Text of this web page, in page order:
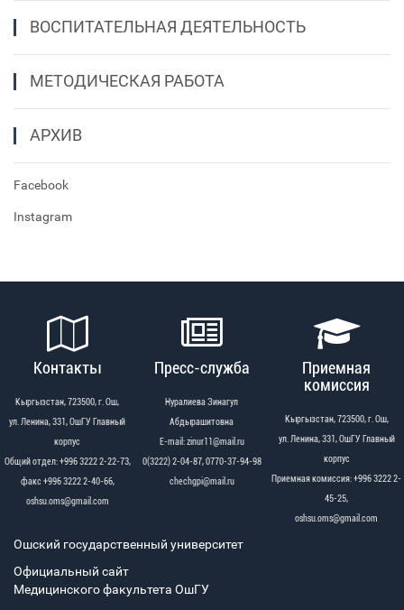
ВОСПИТАТЕЛЬНАЯ ДЕЯТЕЛЬНОСТЬ
МЕТОДИЧЕСКАЯ РАБОТА
АРХИВ
Facebook
Instagram
Контакты
Кыргызстан, 723500, г. Ош,
ул. Ленина, 331, ОшГУ Главный
корпус
Общий отдел: +996 3222 2-22-73,
факс +996 3222 2-40-66,
oshsu.oms@gmail.com
Пресс-служба
Нуралиева Зинагул
Абдырашитовна
Е-mail: zinur11@mail.ru
0(3222) 2-04-87, 0770-37-94-98
chechgpi@mail.ru
Приемная
комиссия
Кыргызстан, 723500, г. Ош,
ул. Ленина, 331, ОшГУ Главный
корпус
Приемная комиссия: +996 3222 2-
45-25,
oshsu.oms@gmail.com
Ошский государственный университет
Официальный сайт
Медицинского факультета ОшГУ